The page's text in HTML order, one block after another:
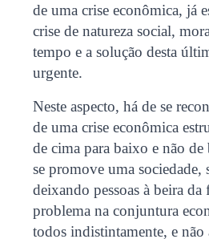
de uma crise econômica, já
crise de natureza social,
tempo e a solução desta
urgente.
Neste aspecto, há de se
de uma crise econômica
de cima para baixo e não
se promove uma sociedade,
deixando pessoas à beira
problema na conjuntura
todos indistintamente, e não